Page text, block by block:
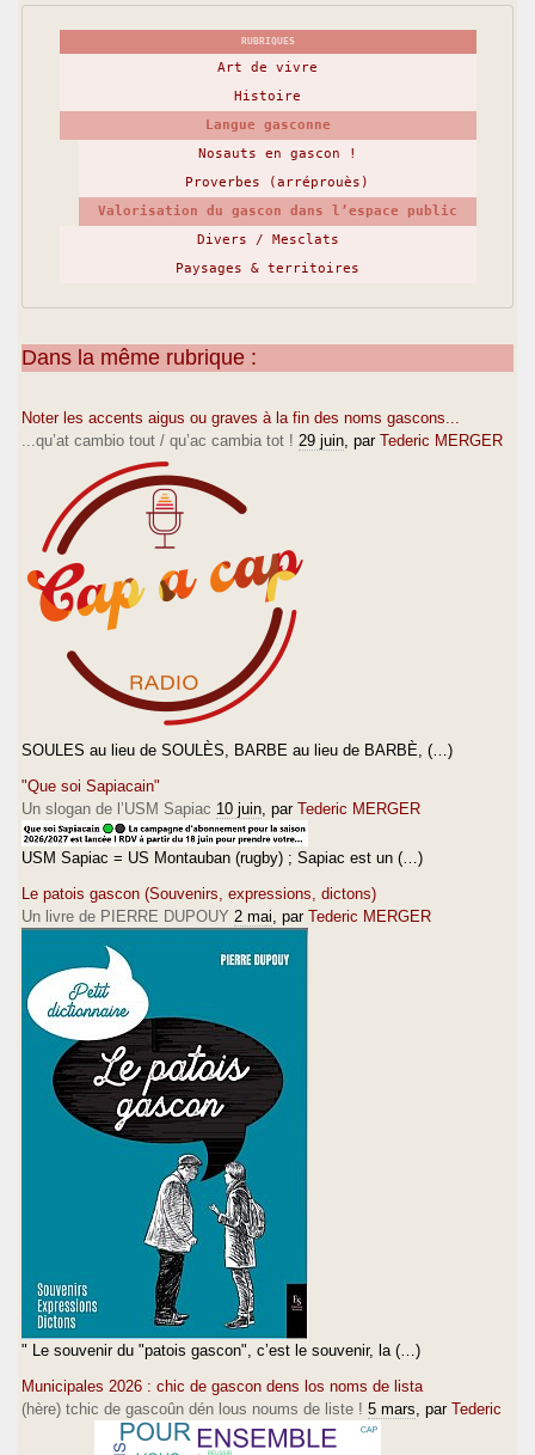
RUBRIQUES
Art de vivre
Histoire
Langue gasconne
Nosauts en gascon !
Proverbes (arréprouès)
Valorisation du gascon dans l’espace public
Divers / Mesclats
Paysages & territoires
Dans la même rubrique :
Noter les accents aigus ou graves à la fin des noms gascons...
...qu’at cambio tout / qu’ac cambia tot ! 29 juin , par Tederic MERGER
SOULES au lieu de SOULÈS, BARBE au lieu de BARBÈ, (…)
"Que soi Sapiacain"
Un slogan de l’USM Sapiac 10 juin , par Tederic MERGER
USM Sapiac = US Montauban (rugby) ; Sapiac est un (…)
Le patois gascon (Souvenirs, expressions, dictons)
Un livre de PIERRE DUPOUY 2 mai , par Tederic MERGER
" Le souvenir du "patois gascon", c’est le souvenir, la (…)
Municipales 2026 : chic de gascon dens los noms de lista
(hère) tchic de gascoûn dén lous noums de liste ! 5 mars , par Tederic